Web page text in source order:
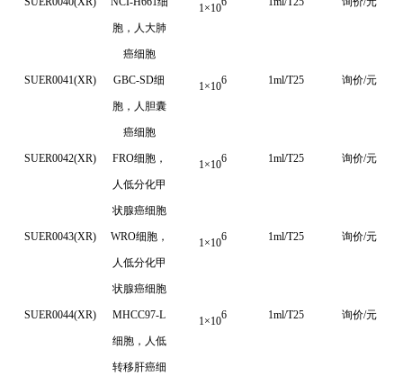
胞，人大肺
癌细胞
1 ×10
SUER0041(XR) GBC-SD细
胞，人胆囊
癌细胞
1 ×106 1ml/T25 询价/元
SUER0042(XR) FRO细胞，
人低分化甲
状腺癌细胞
1 ×106 1ml/T25 询价/元
SUER0043(XR) WRO细胞，
人低分化甲
状腺癌细胞
1 ×106 1ml/T25 询价/元
SUER0044(XR) MHCC97-L
细胞，人低
转移肝癌细
1 ×106 1ml/T25 询价/元